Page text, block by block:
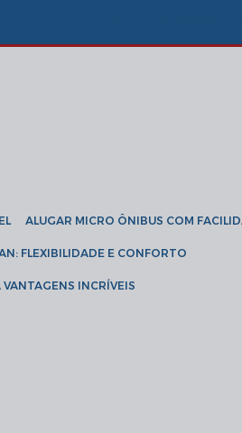
ALUGAR MICRO ÔNIBUS COM
FLEXIBILIDADE E CONFORTO
VANTAGENS INCRÍVEIS